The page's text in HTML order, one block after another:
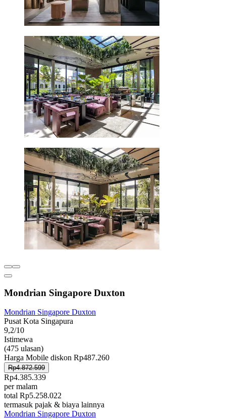
Mondrian Singapore Duxton
Mondrian Singapore Duxton
Pusat Kota Singapura
9,2/10
Istimewa
(475 ulasan)
Harga Mobile diskon Rp487.260
Rp4.872.599
Rp4.385.339
per malam
total Rp5.258.022
termasuk pajak & biaya lainnya
Mondrian Singapore Duxton